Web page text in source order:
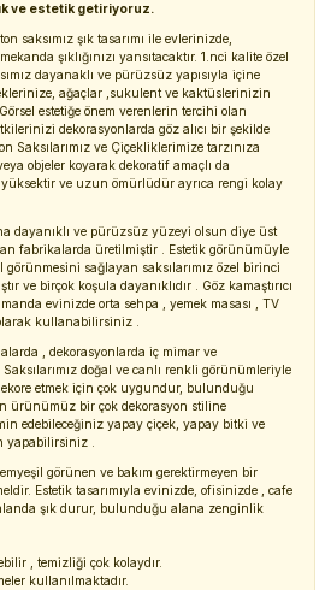
ve estetik getiriyoruz.
saksımız şık tasarımı ile evlerinizde,
şıklığınızı yansıtacaktır. 1.nci kalite özel
dayanaklı ve pürüzsüz yapısıyla içine
ağaçlar ,sukulent ve kaktüslerinizin
estetiğe önem verenlerin tercihi olan
dekorasyonlarda göz alıcı bir şekilde
Saksılarımız ve Çiçekliklerimize tarzınıza
objeler koyarak dekoratif amaçlı da
ve uzun ömürlüdür ayrıca rengi kolay
dayanıklı ve pürüzsüz yüzeyi olsun diye üst
fabrikalarda üretilmiştir . Estetik görünümüyle
sağlayan saksılarımız özel birinci
ve birçok koşula dayanıklıdır . Göz kamaştırıcı
evinizde orta sehpa , yemek masası , TV
kullanabilirsiniz .
, dekorasyonlarda iç mimar ve
doğal ve canlı renkli görünümleriyle
etmek için çok uygundur, bulunduğu
ürünümüz bir çok dekorasyon stiline
edebileceğiniz yapay çiçek, yapay bitki ve
yapabilirsiniz .
görünen ve bakım gerektirmeyen bir
Estetik tasarımıyla evinizde, ofisinizde , cafe
alanda şık durur, bulunduğu alana zenginlik
, temizliği çok kolaydır.
kullanılmaktadır.